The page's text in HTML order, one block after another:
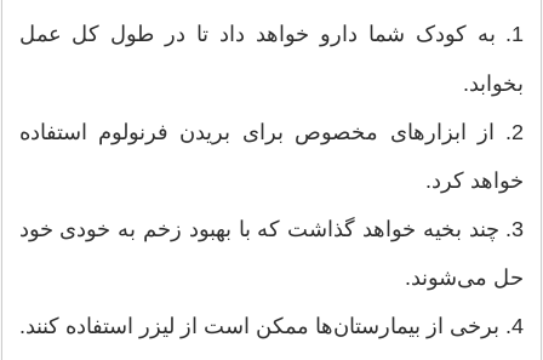
1.
به کودک شما دارو خواهد داد تا در طول کل عمل
بخوابد.
2. از ابزارهای مخصوص برای بریدن فرنولوم استفاده
خواهد کرد.
3. چند بخیه خواهد گذاشت که با بهبود زخم به خودی خود
حل می‌شوند.
4. برخی از بیمارستان‌ها ممکن است از لیزر استفاده کنند.